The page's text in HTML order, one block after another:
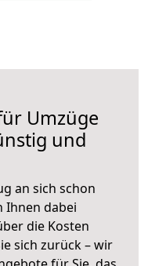
Umzüge
und
an sich schon
Ihnen dabei
die Kosten
sich zurück – wir